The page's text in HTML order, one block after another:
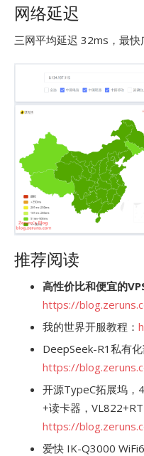
网络延迟
三网平均延迟 32ms，最快
推荐阅读
高性价比和便宜的
https://
我的世界开服教程：
DeepSeek-R1私有
https://
开源TypeC拓展坞，
+读卡器，
https://
爱快 IK-Q3000